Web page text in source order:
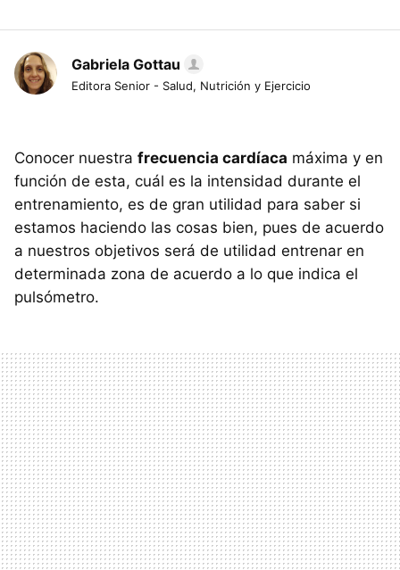
Gabriela Gottau
Editora Senior - Salud, Nutrición y Ejercicio
Conocer nuestra frecuencia cardíaca máxima y en
función de esta, cuál es la intensidad durante el
entrenamiento, es de gran utilidad para saber si
estamos haciendo las cosas bien, pues de acuerdo
a nuestros objetivos será de utilidad entrenar en
determinada zona de acuerdo a lo que indica el
pulsómetro.